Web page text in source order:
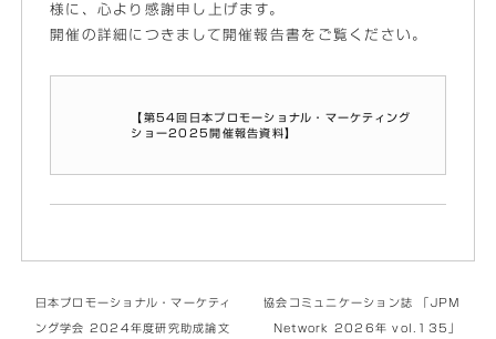
様に、心より感謝申し上げます。
開催の詳細につきまして開催報告書をご覧ください。
【第54回日本プロモーショナル・マーケティング
ショー2025開催報告資料】
日本プロモーショナル・マーケティ
ング学会 2024年度研究助成論文
協会コミュニケーション誌 「JPM
Network 2026年 vol.135」